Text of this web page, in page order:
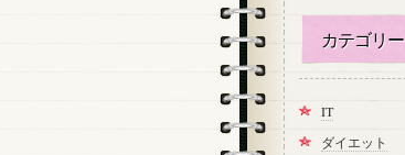
カテゴリー
IT
ダイエット